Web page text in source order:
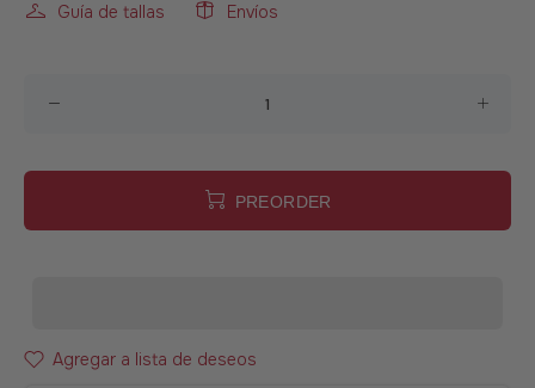
Guía de tallas Envíos
PREORDER
Agregar a lista de deseos